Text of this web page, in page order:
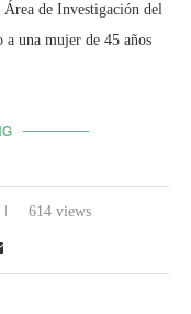
de Investigación del
una mujer de 45 años
614 views